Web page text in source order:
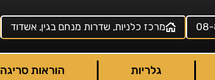
מרכז כלניות, שדרות מנחם בגין, אשדוד
גלריות הוראות סריגה